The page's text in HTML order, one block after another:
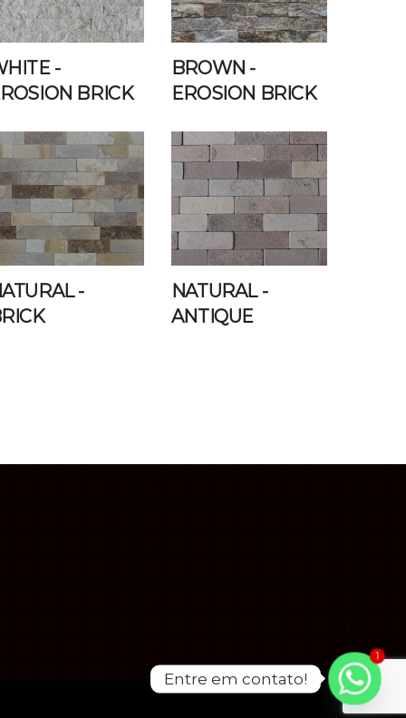
-
BRICK
BROWN -
EROSION BRICK
-
NATURAL-
ANTIQUE
1
Entre em contato!